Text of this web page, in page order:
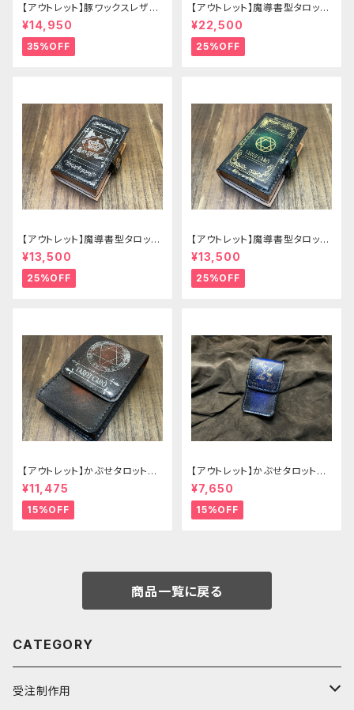
【アウトレット】豚ワックスレザー
のかぶせタイプの紳士長財布
¥14,950
35%OFF
【アウトレット】魔導書型タロット
カードケース Grimoire 青の書
¥22,500
25%OFF
【アウトレット】魔導書型タロット
カードケース Grimoire mini
茶の書
¥13,500
25%OFF
【アウトレット】魔導書型タロット
カードケース Grimoire mini
緑の書
¥13,500
25%OFF
【アウトレット】かぶせタロットケ
ース -Hermit- ゴシックブラウ
ン
¥11,475
15%OFF
【アウトレット】かぶせタロットケ
ース -Hermit- mini ゴシックブ
ルー
¥7,650
15%OFF
商品一覧に戻る
CATEGORY
受注制作用